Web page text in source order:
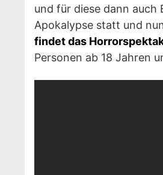
und für diese dann auch
Apokalypse statt und
findet das
Personen ab 18 Jahren